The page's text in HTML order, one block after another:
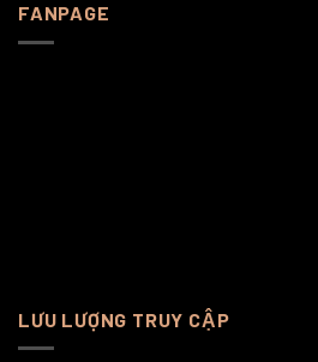
FANPAGE
LƯU LƯỢNG TRUY CẬP